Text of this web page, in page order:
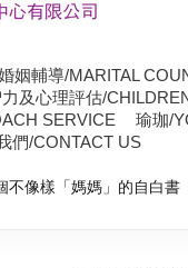
姻輔導/MARITAL
力及心理評估/
SERVICE
瑜珈/
們/CONTACT US
不像樣「媽媽」的自白書